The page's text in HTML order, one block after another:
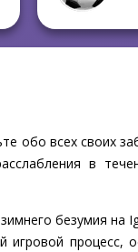
обо всех своих
в
безумия на
процесс,